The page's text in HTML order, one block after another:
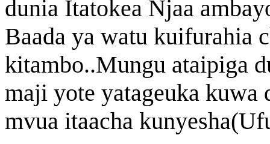
dunia Itatokea Njaa
Baada ya watu kuifurahia
kitambo..Mungu ataipiga
maji yote yatageuka kuwa
mvua itaacha